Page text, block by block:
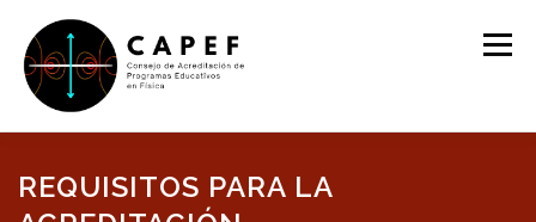
contenido
Menú
BIENVENIDO NOSOTROS ESTRUCTURA
REQUISITOS PARA LA